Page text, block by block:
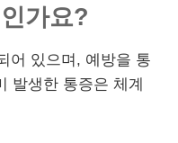
가요?
어 있으며, 예방을 통
발생한 통증은 체계